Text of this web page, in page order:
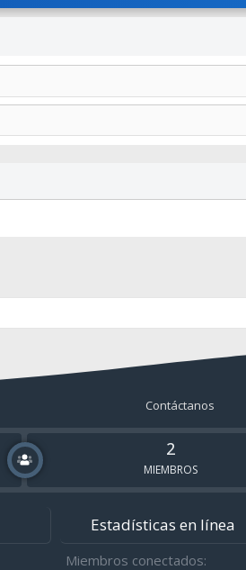
Contáctanos
2
MIEMBROS
Estadísticas en línea
Miembros conectados